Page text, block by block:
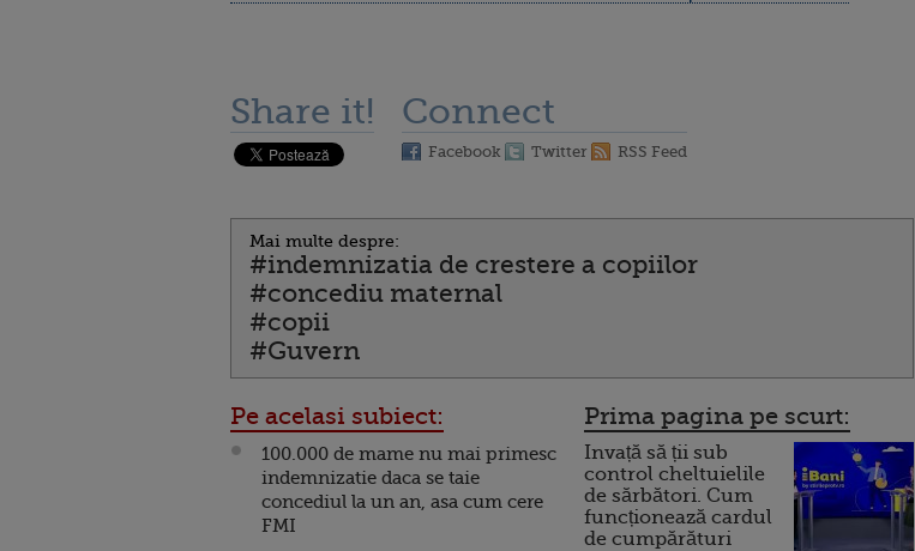
Share it! Connect
Facebook Twitter RSS Feed
Mai multe despre:
#indemnizatia de crestere a copiilor
#concediu maternal
#copii
#Guvern
Pe acelasi subiect:
100.000 de mame nu mai primesc
indemnizatie daca se taie
concediul la un an, asa cum cere
FMI
Prima pagina pe scurt:
Invață să ții sub
control cheltuielile
de sărbători. Cum
funcționează cardul
de cumpărături